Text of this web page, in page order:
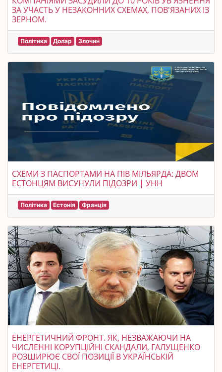
ЗА УЧАСТЬ У НЕЗАКОННИХ СХЕМАХ, ПОВ'ЯЗАНИХ ІЗ
ЗЕРНОМ.
Політика Долар Злочин
СХЕМИ З ПАСПОРТАМИ НА ПІВ МІЛЬЯРДА: ДВОМ
ЕСТОНЦЯМ ВИСУНУЛИ ПІДОЗРИ | УНН
Політика Естонія Франція
ЕНЕРГЕТИЧНИЙ ФРОНТ. ЯК, НЕЗВАЖАЮЧИ НА
ЧИСЛЕННІ КОРУПЦІЙНІ СКАНДАЛИ, ГАЛУЩЕНКО
РОЗШИРЮЄ СВОЇ ПОЗИЦІЇ В УКРАЇНСЬКІЙ
ЕНЕРГЕТИЦІ.